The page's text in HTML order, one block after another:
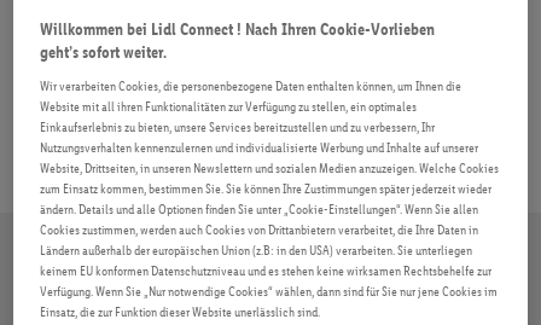
meinen gewünschten Tarif. Wie
Willkommen bei Lidl Connect ! Nach Ihren Cookie-Vorlieben
geht’s sofort weiter.
Wir verarbeiten Cookies, die personenbezogene Daten enthalten können, um Ihnen die
Website mit all ihren Funktionalitäten zur Verfügung zu stellen, ein optimales
Einkaufserlebnis zu bieten, unsere Services bereitzustellen und zu verbessern, Ihr
Nutzungsverhalten kennenzulernen und individualisierte Werbung und Inhalte auf unserer
Website, Drittseiten, in unseren Newslettern und sozialen Medien anzuzeigen. Welche Cookies
zum Einsatz kommen, bestimmen Sie. Sie können Ihre Zustimmungen später jederzeit wieder
ändern. Details und alle Optionen finden Sie unter „Cookie-Einstellungen“. Wenn Sie allen
Cookies zustimmen, werden auch Cookies von Drittanbietern verarbeitet, die Ihre Daten in
Ländern außerhalb der europäischen Union (z.B: in den USA) verarbeiten. Sie unterliegen
keinem EU konformen Datenschutzniveau und es stehen keine wirksamen Rechtsbehelfe zur
Verfügung. Wenn Sie „Nur notwendige Cookies“ wählen, dann sind für Sie nur jene Cookies im
Einsatz, die zur Funktion dieser Website unerlässlich sind.